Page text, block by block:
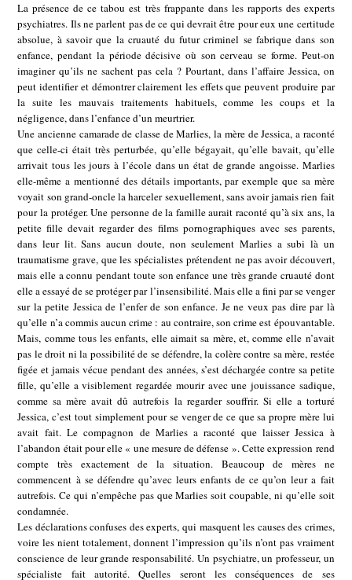
La présence de ce tabou est très frappante dans les rapports des experts
psychiatres. Ils ne parlent pas de ce qui devrait être pour eux une certitude
absolue, à savoir que la cruauté du futur criminel se fabrique dans son
enfance, pendant la période décisive où son cerveau se forme. Peut-on
imaginer qu’ils ne sachent pas cela ? Pourtant, dans l’affaire Jessica, on
peut identifier et démontrer clairement les effets que peuvent produire par
la suite les mauvais traitements habituels, comme les coups et la
négligence, dans l’enfance d’un meurtrier.
Une ancienne camarade de classe de Marlies, la mère de Jessica, a raconté
que celle-ci était très perturbée, qu’elle bégayait, qu’elle bavait, qu’elle
arrivait tous les jours à l’école dans un état de grande angoisse. Marlies
elle-même a mentionné des détails importants, par exemple que sa mère
voyait son grand-oncle la harceler sexuellement, sans avoir jamais rien fait
pour la protéger. Une personne de la famille aurait raconté qu’à six ans, la
petite fille devait regarder des films pornographiques avec ses parents,
dans leur lit. Sans aucun doute, non seulement Marlies a subi là un
traumatisme grave, que les spécialistes prétendent ne pas avoir découvert,
mais elle a connu pendant toute son enfance une très grande cruauté dont
elle a essayé de se protéger par l’insensibilité. Mais elle a fini par se venger
sur la petite Jessica de l’enfer de son enfance. Je ne veux pas dire par là
qu’elle n’a commis aucun crime : au contraire, son crime est épouvantable.
Mais, comme tous les enfants, elle aimait sa mère, et, comme elle n’avait
pas le droit ni la possibilité de se défendre, la colère contre sa mère, restée
figée et jamais vécue pendant des années, s’est déchargée contre sa petite
fille, qu’elle a visiblement regardée mourir avec une jouissance sadique,
comme sa mère avait dû autrefois la regarder souffrir. Si elle a torturé
Jessica, c’est tout simplement pour se venger de ce que sa propre mère lui
avait fait. Le compagnon de Marlies a raconté que laisser Jessica à
l’abandon était pour elle « une mesure de défense ». Cette expression rend
compte très exactement de la situation. Beaucoup de mères ne
commencent à se défendre qu’avec leurs enfants de ce qu’on leur a fait
autrefois. Ce qui n’empêche pas que Marlies soit coupable, ni qu’elle soit
condamnée.
Les déclarations confuses des experts, qui masquent les causes des crimes,
voire les nient totalement, donnent l’impression qu’ils n’ont pas vraiment
conscience de leur grande responsabilité. Un psychiatre, un professeur, un
spécialiste fait autorité. Quelles seront les conséquences de ses